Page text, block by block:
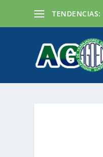
TENDENCIAS: